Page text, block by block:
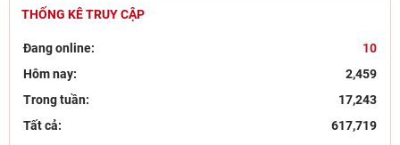
THỐNG KÊ TRUY CẬP
Đang online:
10
Hôm nay:
2,459
Trong tuần:
17,243
Tất cả:
617,719